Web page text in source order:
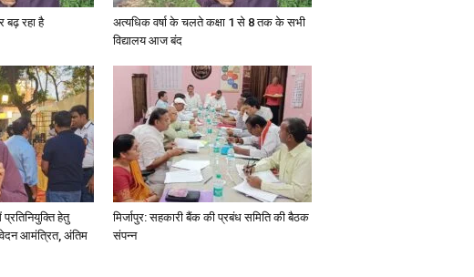
बढ़ रहा है
अत्यधिक वर्षा के चलते कक्षा 1 से 8 तक के सभी
विद्यालय आज बंद
हेतु
आमंत्रित, अंतिम
मिर्जापुर: सहकारी बैंक की प्रबंध समिति की बैठक
संपन्न